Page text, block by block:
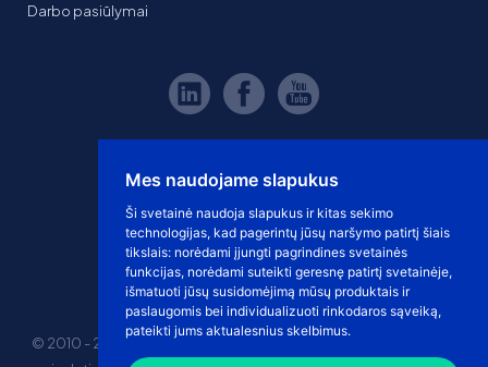
Mes naudojame slapukus
Ši svetainė naudoja slapukus ir kitas sekimo
technologijas, kad pagerintų jūsų naršymo patirtį šiais
tikslais: norėdami įjungti pagrindines svetainės
funkcijas, norėdami suteikti geresnę patirtį svetainėje,
išmatuoti jūsų susidomėjimą mūsų produktais ir
paslaugomis bei individualizuoti rinkodaros sąveiką,
pateikti jums aktualesnius skelbimus.
Darbo pasiūlymai
© 2010 - 2026 eshoprent prekinis ženklas saugomas. Kopijuoti